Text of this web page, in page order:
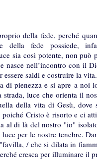
della fede, perché
fede possiede,
sia così potente, non
nell’incontro con il
saldi e costruire la
di pienezza e si apre a
luce che orienta il
della vita di Gesù, dove
Cristo è risorto e ci
di là del nostro "io"
per le nostre tenebre.
/ che si dilata in
cresca per illuminare il